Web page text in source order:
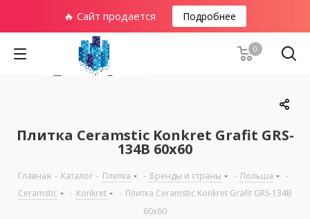
🔥 Сайт продается Подробнее
0
Плитка Ceramstic Konkret Grafit GRS-
134B 60х60
Главная - Каталог - Плитка - Бренды и страны - Польша
-
Ceramstic
- Konkret - Плитка Ceramstic Konkret Grafit GRS-134B
60х60